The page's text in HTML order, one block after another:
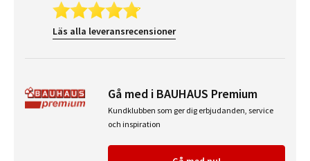
Läs alla leveransrecensioner
Gå med i BAUHAUS Premium
Kundklubben som ger dig erbjudanden, service
och inspiration